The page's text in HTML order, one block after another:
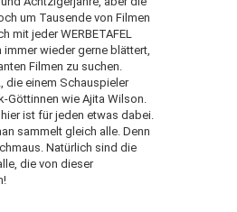
um Tausende von Filmen
mit jeder WERBETAFEL
wieder gerne blättert,
Filmen zu suchen.
die einem Schauspieler
Göttinnen wie Ajita Wilson.
ist für jeden etwas dabei.
sammelt gleich alle. Denn
Natürlich sind die
die von dieser